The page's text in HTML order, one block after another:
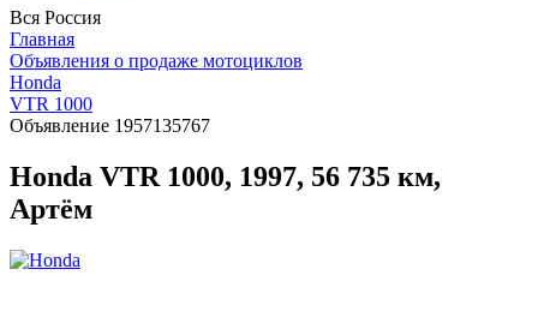
Вся Россия
Главная
Объявления о продаже мотоциклов
Honda
VTR 1000
Объявление 1957135767
Honda VTR 1000, 1997, 56 735 км,
Артём